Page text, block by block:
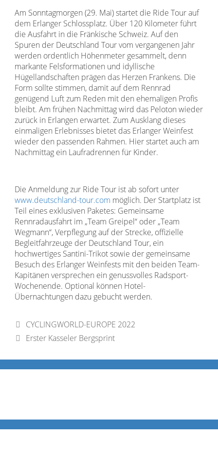
Am Sonntagmorgen (29. Mai) startet die Ride Tour auf
dem Erlanger Schlossplatz. Über 120 Kilometer führt
die Ausfahrt in die Fränkische Schweiz. Auf den
Spuren der Deutschland Tour vom vergangenen Jahr
werden ordentlich Höhenmeter gesammelt, denn
markante Felsformationen und idyllische
Hügellandschaften prägen das Herzen Frankens. Die
Form sollte stimmen, damit auf dem Rennrad
genügend Luft zum Reden mit den ehemaligen Profis
bleibt. Am frühen Nachmittag wird das Peloton wieder
zurück in Erlangen erwartet. Zum Ausklang dieses
einmaligen Erlebnisses bietet das Erlanger Weinfest
wieder den passenden Rahmen. Hier startet auch am
Nachmittag ein Laufradrennen für Kinder.
Die Anmeldung zur Ride Tour ist ab sofort unter
www.deutschland-tour.com möglich. Der Startplatz ist
Teil eines exklusiven Paketes: Gemeinsame
Rennradausfahrt im „Team Greipel“ oder „Team
Wegmann“, Verpflegung auf der Strecke, offizielle
Begleitfahrzeuge der Deutschland Tour, ein
hochwertiges Santini-Trikot sowie der gemeinsame
Besuch des Erlanger Weinfests mit den beiden Team-
Kapitänen versprechen ein genussvolles Radsport-
Wochenende. Optional können Hotel-
Übernachtungen dazu gebucht werden.
CYCLINGWORLD-EUROPE 2022
Erster Kasseler Bergsprint